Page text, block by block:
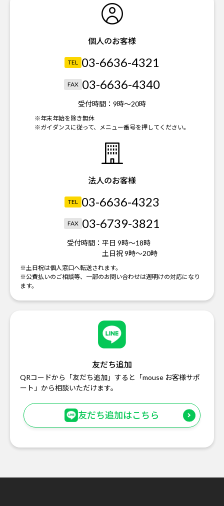
個人のお客様
TEL 03-6636-4321
FAX 03-6636-4340
受付時間： 9時～20時
※年末年始を除き無休
※ガイダンスに従って、メニュー番号を押してください。
法人のお客様
TEL 03-6636-4323
FAX 03-6739-3821
受付時間： 平日 9時～18時
土日祝 9時～20時
※土日祝は個人窓口へ転送されます。
※公費払いのご相談等、一部のお問い合わせは週明けの対応になり
ます。
友だち追加
QRコードから「友だち追加」すると「mouse お客様サポ
ート」から相談いただけます。
友だち追加はこちら